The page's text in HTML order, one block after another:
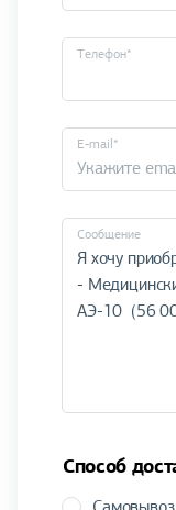
Телефон*
E-mail*
Cообщение
Способ